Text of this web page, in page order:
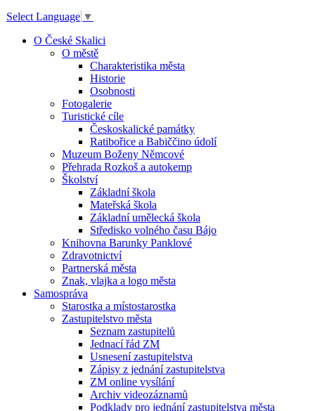
Select Language ▼
O České Skalici
O městě
Charakteristika města
Historie
Osobnosti
Fotogalerie
Turistické cíle
Českoskalické památky
Ratibořice a Babiččino údolí
Muzeum Boženy Němcové
Přehrada Rozkoš a autokemp
Školství
Základní škola
Mateřská škola
Základní umělecká škola
Středisko volného času Bájo
Knihovna Barunky Panklové
Zdravotnictví
Partnerská města
Znak, vlajka a logo města
Samospráva
Starostka a místostarostka
Zastupitelstvo města
Seznam zastupitelů
Jednací řád ZM
Usnesení zastupitelstva
Zápisy z jednání zastupitelstva
ZM online vysílání
Archiv videozáznamů
Podklady pro jednání zastupitelstva města